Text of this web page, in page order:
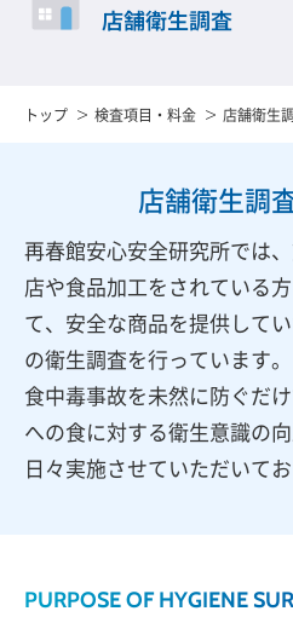
店舗衛生調査
トップ 検査項目・料金 店舗衛生
店舗衛生調
再春館安心安全研究所では
店や食品加工をされている
て、安全な商品を提供して
の衛生調査を行っています。
食中毒事故を未然に防ぐだ
への食に対する衛生意識の
日々実施させていただいてお
PURPOSE OF HYGIENE